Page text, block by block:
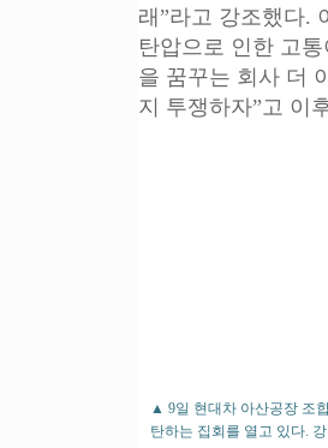
래”라고 강조했다.
탄압으로 인한 고
을 꿈꾸는 회사 더
지 투쟁하자”고 이
▲ 9일 현대차 아산공장 조
탄하는 집회를 열고 있다.